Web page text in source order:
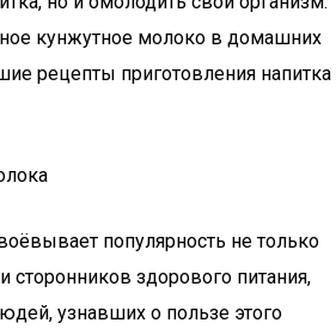
кунжутное молоко в домашних
рецепты приготовления напитка
популярность не только
сторонников здорового питания,
узнавших о пользе этого